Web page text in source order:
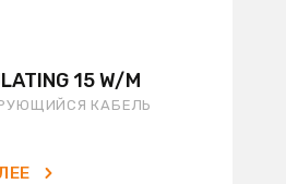
15 W/M
КАБЕЛЬ